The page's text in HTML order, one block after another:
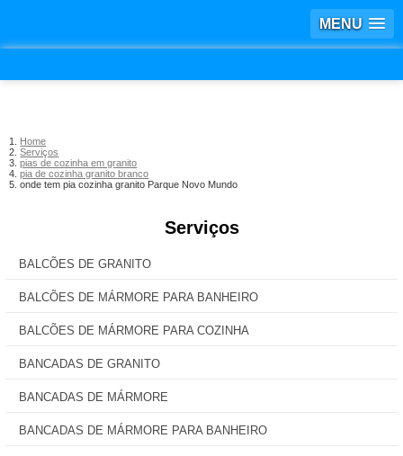
MENU
Home
Serviços
pias de cozinha em granito
pia de cozinha granito branco
onde tem pia cozinha granito Parque Novo Mundo
Serviços
BALCÕES DE GRANITO
BALCÕES DE MÁRMORE PARA BANHEIRO
BALCÕES DE MÁRMORE PARA COZINHA
BANCADAS DE GRANITO
BANCADAS DE MÁRMORE
BANCADAS DE MÁRMORE PARA BANHEIRO